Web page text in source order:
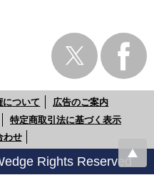
について
広告のご案内
特定商取引法に基づく表示
わせ
Rights Reserved